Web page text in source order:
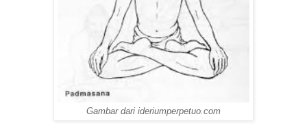
Gambar dari ideriumperpetuo.com